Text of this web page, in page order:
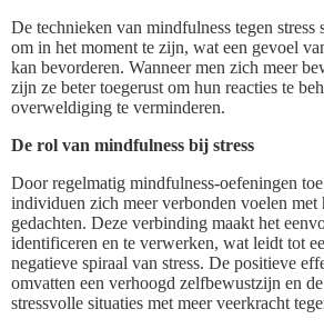
De technieken van mindfulness tegen stress
om in het moment te zijn, wat een gevoel
kan bevorderen. Wanneer men zich meer
zijn ze beter toegerust om hun reacties te
overweldiging te verminderen.
De rol van mindfulness bij stress
Door regelmatig mindfulness-oefeningen
individuen zich meer verbonden voelen met
gedachten. Deze verbinding maakt het
identificeren en te verwerken, wat leidt tot
negatieve spiraal van stress. De positieve
omvatten een verhoogd zelfbewustzijn en
stressvolle situaties met meer veerkracht